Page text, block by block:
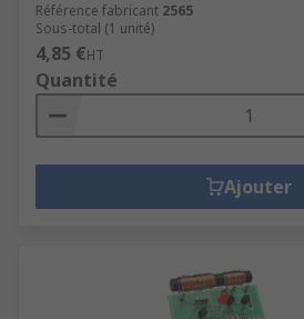
Référence fabricant 2565
Sous-total (1 unité)
4,85 €HT
Quantité
Ajouter